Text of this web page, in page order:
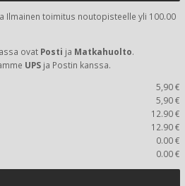
Ilmainen toimitus noutopisteelle yli 100.00
ovat Posti ja Matkahuolto.
UPS ja Postin kanssa.
5,90 €
5,90 €
12.90 €
12.90 €
0.00 €
0.00 €